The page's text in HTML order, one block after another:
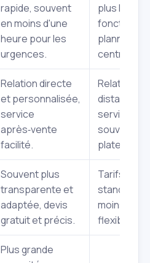
rapide, souvent
en moins d'une
heure pour les
urgences.
plus longs
fonction
plannings
Relation directe
et personnalisée,
service
après‑vente
facilité.
Relation
distante,
service
souvent via
Souvent plus
transparente et
adaptée, devis
gratuit et précis.
Tarifs
moins de
flexibilité.
Plus grande